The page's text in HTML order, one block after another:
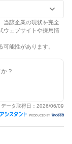
当該企業の現状を完全
ウェブサイトや採用情
能性があります。
？
データ取得日： 2026/06/09